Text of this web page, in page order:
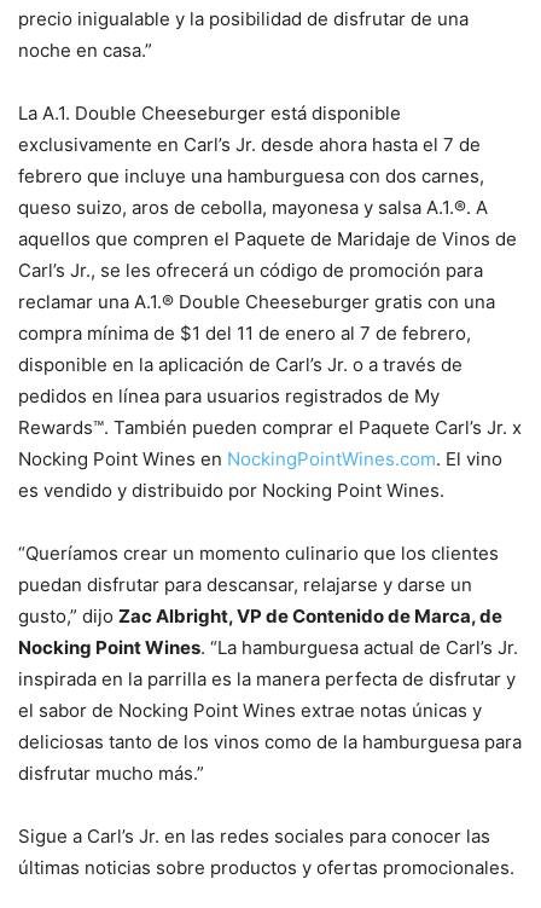
precio inigualable y la posibilidad de disfrutar de una
noche en casa.”
La A.1. Double Cheeseburger está disponible
exclusivamente en Carl’s Jr. desde ahora hasta el 7 de
febrero que incluye una hamburguesa con dos carnes,
queso suizo, aros de cebolla, mayonesa y salsa A.1.®. A
aquellos que compren el Paquete de Maridaje de Vinos de
Carl’s Jr., se les ofrecerá un código de promoción para
reclamar una A.1.® Double Cheeseburger gratis con una
compra mínima de $1 del 11 de enero al 7 de febrero,
disponible en la aplicación de Carl’s Jr. o a través de
pedidos en línea para usuarios registrados de My
Rewards™. También pueden comprar el Paquete Carl’s Jr. x
Nocking Point Wines en NockingPointWines.com. El vino
es vendido y distribuido por Nocking Point Wines.
“Queríamos crear un momento culinario que los clientes
puedan disfrutar para descansar, relajarse y darse un
gusto,” dijo Zac Albright, VP de Contenido de Marca, de
Nocking Point Wines. “La hamburguesa actual de Carl’s Jr.
inspirada en la parrilla es la manera perfecta de disfrutar y
el sabor de Nocking Point Wines extrae notas únicas y
deliciosas tanto de los vinos como de la hamburguesa para
disfrutar mucho más.”
Sigue a Carl’s Jr. en las redes sociales para conocer las
últimas noticias sobre productos y ofertas promocionales.